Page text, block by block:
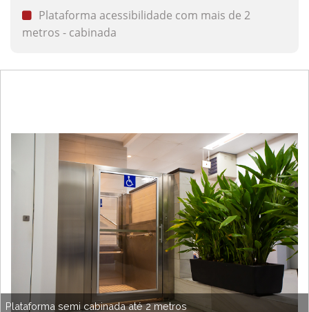
Plataforma acessibilidade com mais de 2
metros - cabinada
Plataforma semi cabinada até 2 metros